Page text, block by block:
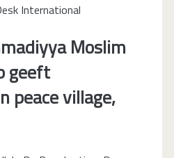
International
Moslim
geeft
peace village,